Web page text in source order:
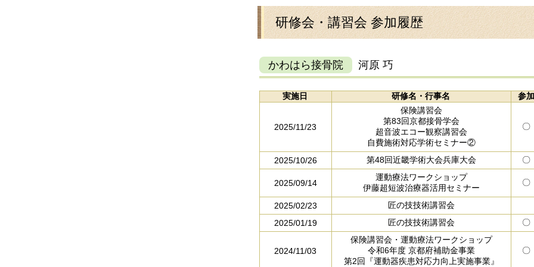
研修会・講習会 参加履歴
かわはら接骨院 河原 巧
実施日 研修名・行事名 参加
2025/11/23
保険講習会
第83回京都接骨学会
超音波エコー観察講習会
自費施術対応学術セミナー②
〇
2025/10/26 第48回近畿学術大会兵庫大会 〇
2025/09/14
運動療法ワークショップ
伊藤超短波治療器活用セミナー
〇
2025/02/23
匠の技技術講習会
2025/01/19
匠の技技術講習会 〇
2024/11/03
保険講習会・運動療法ワークショップ
令和6年度 京都府補助金事業
第2回『運動器疾患対応力向上実施事業』
〇